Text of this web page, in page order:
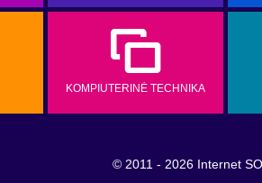
W
KOMPIUTERINĖ TECHNIKA
© 2011 - 2026 Internet